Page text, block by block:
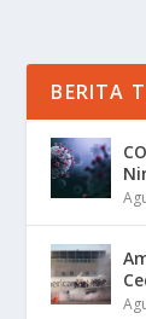
BERITA